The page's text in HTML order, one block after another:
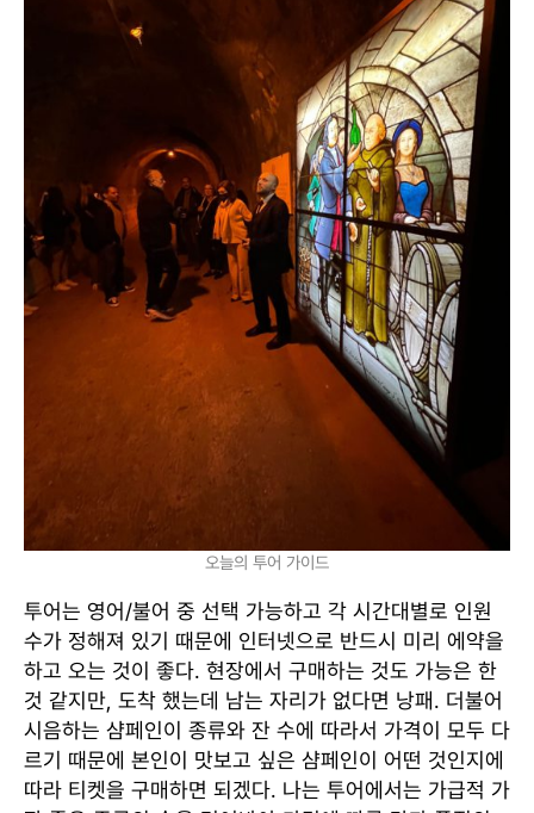
오늘의 투어 가이드
투어는 영어/불어 중 선택 가능하고 각 시간대별로 인원
수가 정해져 있기 때문에 인터넷으로 반드시 미리 에약을
하고 오는 것이 좋다. 현장에서 구매하는 것도 가능은 한
것 같지만, 도착 했는데 남는 자리가 없다면 낭패. 더불어
시음하는 샴페인이 종류와 잔 수에 따라서 가격이 모두 다
르기 때문에 본인이 맛보고 싶은 샴페인이 어떤 것인지에
따라 티켓을 구매하면 되겠다. 나는 투어에서는 가급적 가